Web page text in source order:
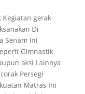
gerak
Di
Senam Ini
Gimnastik
aksi Lainnya
Persegi
Matras Ini